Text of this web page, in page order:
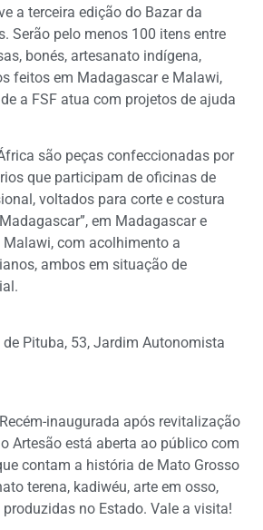
a terceira edição do Bazar da
Serão pelo menos 100 itens entre
bonés, artesanato indígena,
feitos em Madagascar e Malawi,
a FSF atua com projetos de ajuda
são peças confeccionadas por
que participam de oficinas de
voltados para corte e costura
em Madagascar e
Malawi, com acolhimento a
ambos em situação de
de Pituba, 53, Jardim Autonomista
Recém-inaugurada após revitalização
Artesão está aberta ao público com
contam a história de Mato Grosso
terena, kadiwéu, arte em osso,
no Estado. Vale a visita!